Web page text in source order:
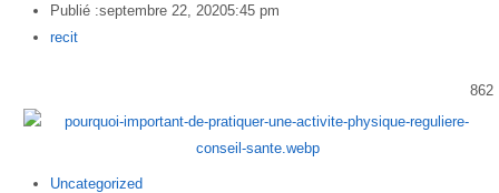
Publié :septembre 22, 20205:45 pm
Author
recit
862
Uncategorized